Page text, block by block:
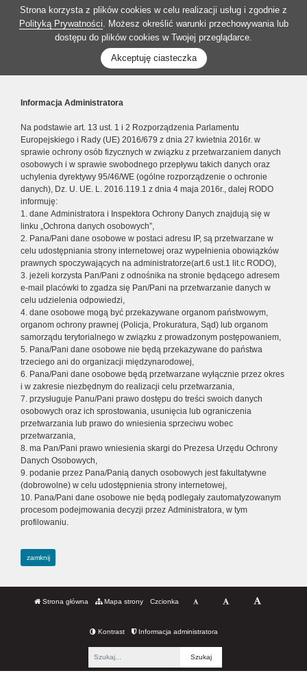
Strona korzysta z plików cookies w celu realizacji usług i zgodnie z
Polityką Prywatności. Możesz określić warunki przechowywania lub
dostępu do plików cookies w Twojej przeglądarce.
Akceptuję ciasteczka
Informacja Administratora
Na podstawie art. 13 ust. 1 i 2 Rozporządzenia Parlamentu
Europejskiego i Rady (UE) 2016/679 z dnia 27 kwietnia 2016r. w
sprawie ochrony osób fizycznych w związku z przetwarzaniem danych
osobowych i w sprawie swobodnego przepływu takich danych oraz
uchylenia dyrektywy 95/46/WE (ogólne rozporządzenie o ochronie
danych), Dz. U. UE. L. 2016.119.1 z dnia 4 maja 2016r., dalej RODO
informuję:
1. dane Administratora i Inspektora Ochrony Danych znajdują się w
linku „Ochrona danych osobowych”,
2. Pana/Pani dane osobowe w postaci adresu IP, są przetwarzane w
celu udostępniania strony internetowej oraz wypełnienia obowiązków
prawnych spoczywających na administratorze(art.6 ust.1 lit.c RODO),
3. jeżeli korzysta Pan/Pani z odnośnika na stronie będącego adresem
e-mail placówki to zgadza się Pan/Pani na przetwarzanie danych w
celu udzielenia odpowiedzi,
4. dane osobowe mogą być przekazywane organom państwowym,
organom ochrony prawnej (Policja, Prokuratura, Sąd) lub organom
samorządu terytorialnego w związku z prowadzonym postępowaniem,
5. Pana/Pani dane osobowe nie będą przekazywane do państwa
trzeciego ani do organizacji międzynarodowej,
6. Pana/Pani dane osobowe będą przetwarzane wyłącznie przez okres
i w zakresie niezbędnym do realizacji celu przetwarzania,
7. przysługuje Panu/Pani prawo dostępu do treści swoich danych
osobowych oraz ich sprostowania, usunięcia lub ograniczenia
przetwarzania lub prawo do wniesienia sprzeciwu wobec
przetwarzania,
8. ma Pan/Pani prawo wniesienia skargi do Prezesa Urzędu Ochrony
Danych Osobowych,
9. podanie przez Pana/Panią danych osobowych jest fakultatywne
(dobrowolne) w celu udostępnienia strony internetowej,
10. Pana/Pani dane osobowe nie będą podlegały zautomatyzowanym
procesom podejmowania decyzji przez Administratora, w tym
profilowaniu.
zamknij
Strona główna Mapa strony Czcionka
Kontrast Informacja administratora